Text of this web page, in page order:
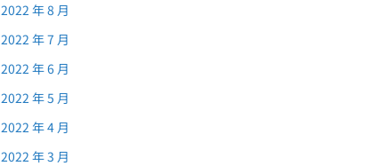
2022 年 8 月
2022 年 7 月
2022 年 6 月
2022 年 5 月
2022 年 4 月
2022 年 3 月